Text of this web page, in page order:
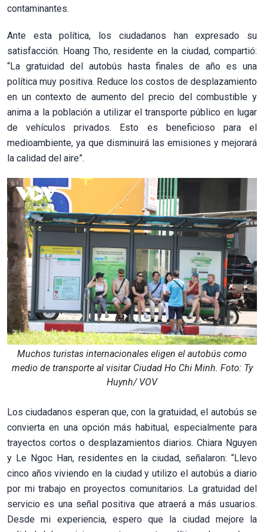
contaminantes.
Ante esta política, los ciudadanos han expresado su
satisfacción. Hoang Tho, residente en la ciudad, compartió:
“La gratuidad del autobús hasta finales de año es una
política muy positiva. Reduce los costos de desplazamiento
en un contexto de aumento del precio del combustible y
anima a la población a utilizar el transporte público en lugar
de vehículos privados. Esto es beneficioso para el
medioambiente, ya que disminuirá las emisiones y mejorará
la calidad del aire”.
Muchos turistas internacionales eligen el autobús como
medio de transporte al visitar Ciudad Ho Chi Minh. Foto: Ty
Huynh/ VOV
Los ciudadanos esperan que, con la gratuidad, el autobús se
convierta en una opción más habitual, especialmente para
trayectos cortos o desplazamientos diarios. Chiara Nguyen
y Le Ngoc Han, residentes en la ciudad, señalaron: “Llevo
cinco años viviendo en la ciudad y utilizo el autobús a diario
por mi trabajo en proyectos comunitarios. La gratuidad del
servicio es una señal positiva que atraerá a más usuarios.
Desde mi experiencia, espero que la ciudad mejore la